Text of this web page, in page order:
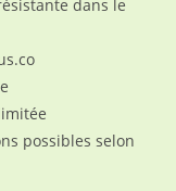
dans le
possibles selon